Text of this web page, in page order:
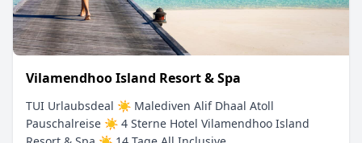
Vilamendhoo Island Resort & Spa
TUI Urlaubsdeal ☀ Malediven Alif Dhaal Atoll
Pauschalreise ☀ 4 Sterne Hotel Vilamendhoo Island